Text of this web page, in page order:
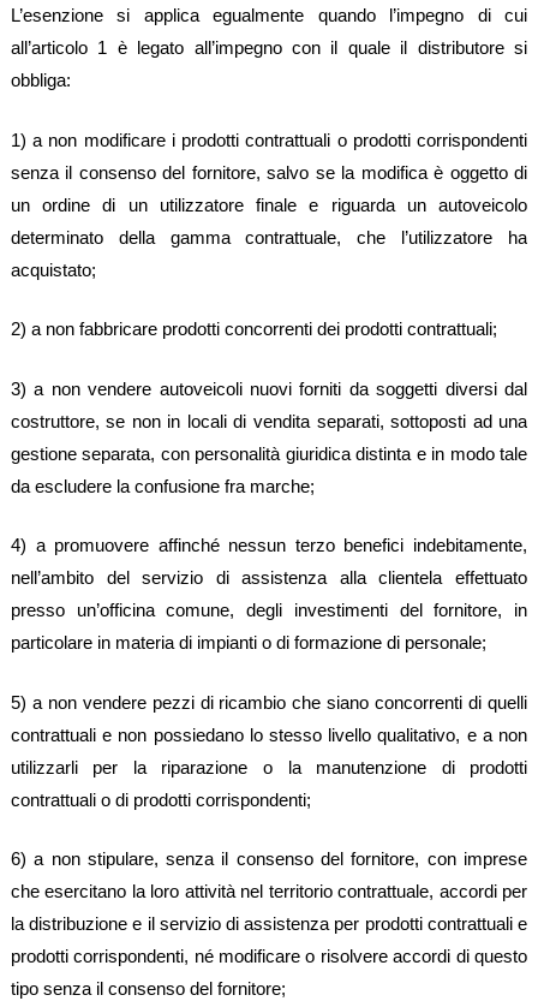
L’esenzione si applica egualmente quando l’impegno di cui
all’articolo 1 è legato all’impegno con il quale il distributore si
obbliga:
1) a non modificare i prodotti contrattuali o prodotti corrispondenti
senza il consenso del fornitore, salvo se la modifica è oggetto di
un ordine di un utilizzatore finale e riguarda un autoveicolo
determinato della gamma contrattuale, che l’utilizzatore ha
acquistato;
2) a non fabbricare prodotti concorrenti dei prodotti contrattuali;
3) a non vendere autoveicoli nuovi forniti da soggetti diversi dal
costruttore, se non in locali di vendita separati, sottoposti ad una
gestione separata, con personalità giuridica distinta e in modo tale
da escludere la confusione fra marche;
4) a promuovere affinché nessun terzo benefici indebitamente,
nell’ambito del servizio di assistenza alla clientela effettuato
presso un’officina comune, degli investimenti del fornitore, in
particolare in materia di impianti o di formazione di personale;
5) a non vendere pezzi di ricambio che siano concorrenti di quelli
contrattuali e non possiedano lo stesso livello qualitativo, e a non
utilizzarli per la riparazione o la manutenzione di prodotti
contrattuali o di prodotti corrispondenti;
6) a non stipulare, senza il consenso del fornitore, con imprese
che esercitano la loro attività nel territorio contrattuale, accordi per
la distribuzione e il servizio di assistenza per prodotti contrattuali e
prodotti corrispondenti, né modificare o risolvere accordi di questo
tipo senza il consenso del fornitore;